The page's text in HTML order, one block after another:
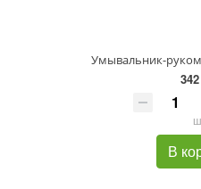
Умывальник-
В